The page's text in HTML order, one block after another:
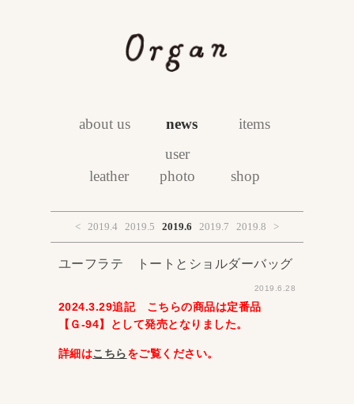
about us news items
leather
user
photo
shop
< 2019.4 2019.5 2019.6 2019.7 2019.8 >
ユーフラテ トートとショルダーバッグ
2019.6.28
2024.3.29追記 こちらの商品は定番品
【Ｇ-94】として発売となりました。
詳細はこちらをご覧ください。